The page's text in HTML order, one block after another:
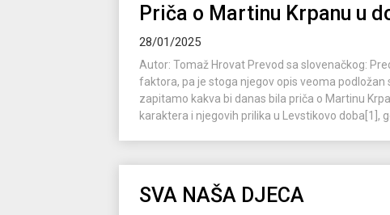
Priča o Martinu Krpanu u
28/01/2025
Autor: Tomaž Hrovat Prevod sa slovenačkog:
faktora, pa je stoga njegov opis veoma
zapitamo kakva bi danas bila priča o Martinu
karaktera i njegovih prilika u Levstikovo doba[1],
SVA NAŠA DJECA